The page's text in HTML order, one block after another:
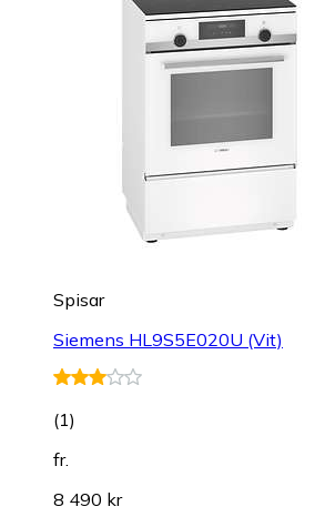
Spisar
Siemens HL9S5E020U (Vit)
(1)
fr.
8 490 kr